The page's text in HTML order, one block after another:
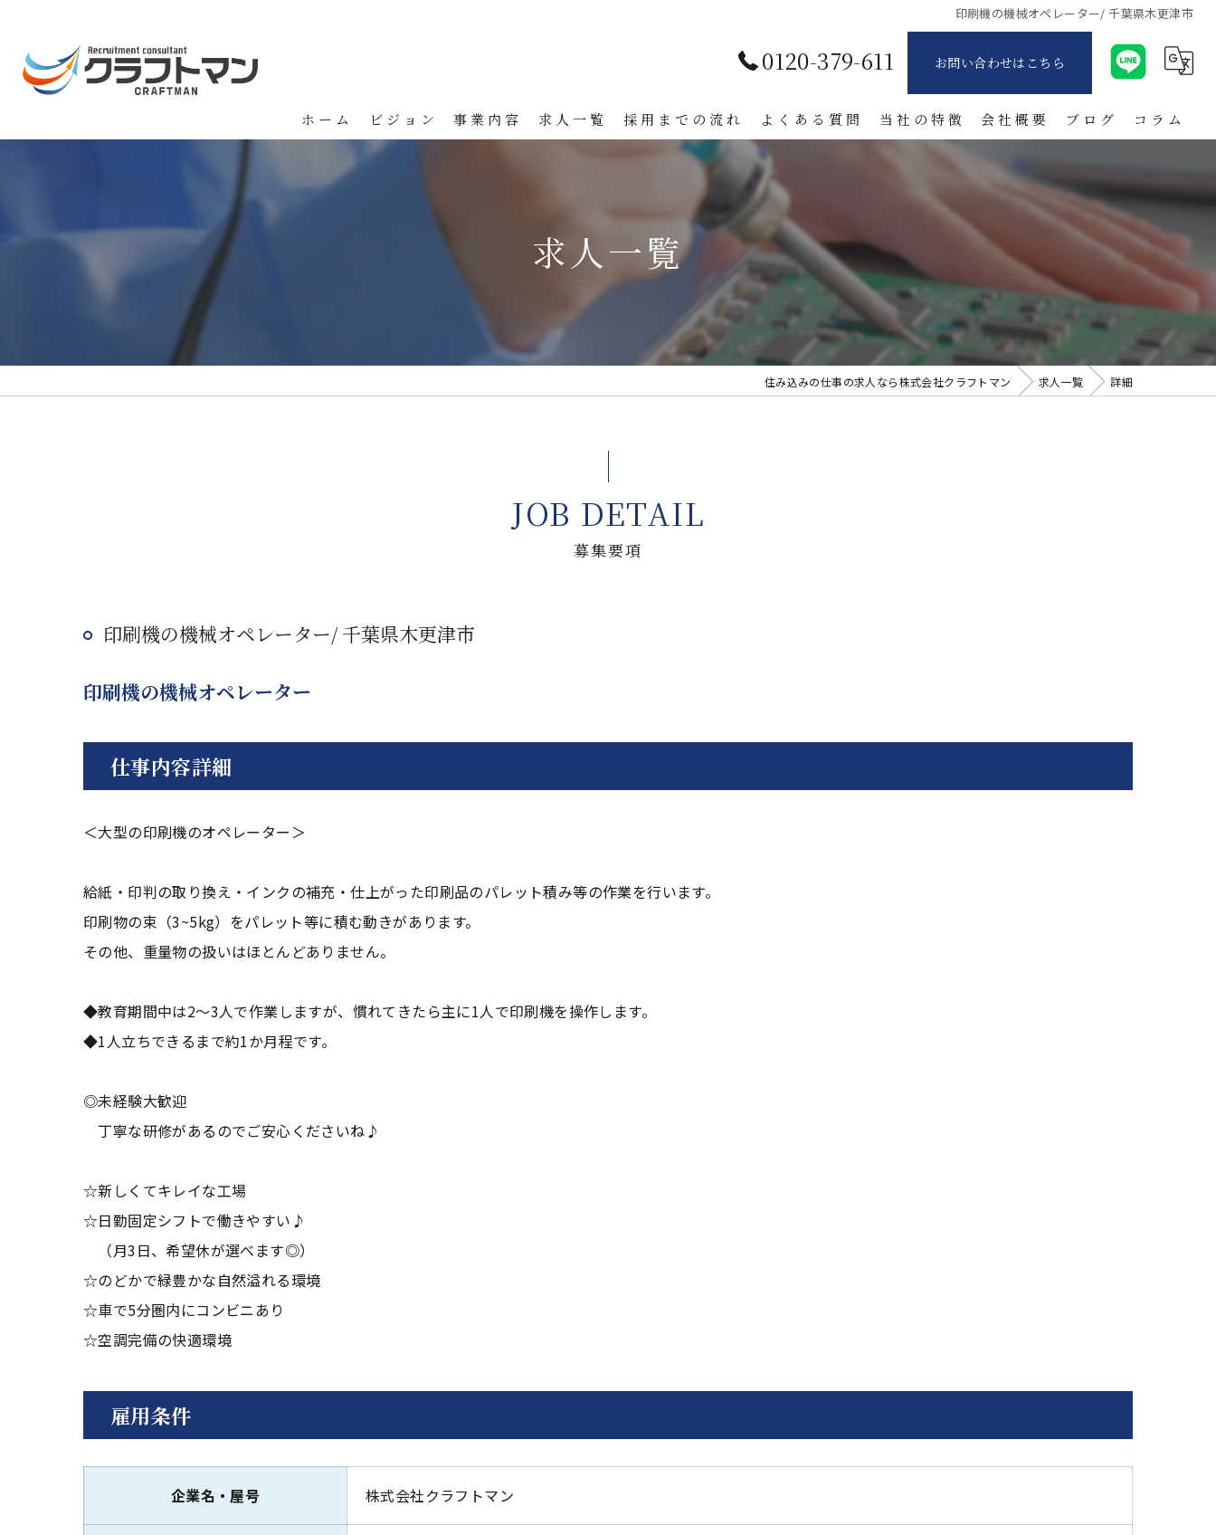
印刷機の機械オペレーター/ 千葉県木更津市
0120-379-611 お問い合わせはこちら
ホーム ビジョン 事業内容 求人一覧 採用までの流れ よくある質問 当社の特徴
寮付き
日払い
紹介
会社概要 ブログ コラム
求人一覧
住み込みの仕事の求人なら株式会社クラフトマン 求人一覧 詳細
募集要項
JOB DETAIL
印刷機の機械オペレーター/ 千葉県木更津市
印刷機の機械オペレーター
仕事内容詳細
＜大型の印刷機のオペレーター＞
給紙・印判の取り換え・インクの補充・仕上がった印刷品のパレット積み等の作業を行います。
印刷物の束（3~5kg）をパレット等に積む動きがあります。
その他、重量物の扱いはほとんどありません。
◆教育期間中は2～3人で作業しますが、慣れてきたら主に1人で印刷機を操作します。
◆1人立ちできるまで約1か月程です。
◎未経験大歓迎
丁寧な研修があるのでご安心くださいね♪
☆新しくてキレイな工場
☆日勤固定シフトで働きやすい♪
（月3日、希望休が選べます◎）
☆のどかで緑豊かな自然溢れる環境
☆車で5分圏内にコンビニあり
☆空調完備の快適環境
雇用条件
企業名・屋号 株式会社クラフトマン